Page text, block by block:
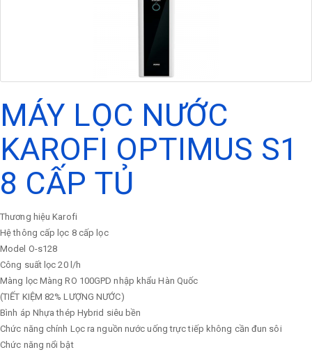
MÁY LỌC NƯỚC
KAROFI OPTIMUS S1
8 CẤP TỦ
Thương hiệu Karofi
Hệ thông cấp lọc 8 cấp lọc
Model O-s128
Công suất lọc 20 l/h
Màng lọc Màng RO 100GPD nhập khẩu Hàn Quốc
(TIẾT KIỆM 82% LƯỢNG NƯỚC)
Bình áp Nhựa thép Hybrid siêu bền
Chức năng chính Lọc ra nguồn nước uống trực tiếp không cần đun sôi
Chức năng nổi bật